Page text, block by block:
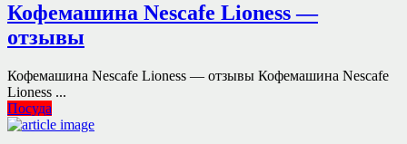
Кофемашина Nescafe Lioness —
отзывы
Кофемашина Nescafe Lioness — отзывы Кофемашина Nescafe
Lioness ...
Посуда